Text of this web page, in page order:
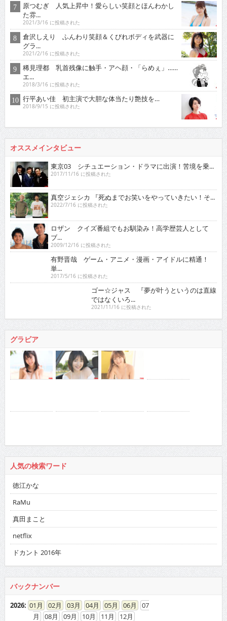
原つむぎ 人気上昇中！愛らしい笑顔とほんわかし
た雰...
2021/3/16 に投稿された
倉沢しえり ふんわり笑顔＆くびれボディを武器に
グラ...
2021/2/16 に投稿された
稀見理都 乳首残像に触手・アヘ顔・「らめぇ」……
エ...
2018/3/16 に投稿された
行平あい佳 初主演で大胆な体当たり艶技を…
2018/9/15 に投稿された
オススメインタビュー
東京03 シチュエーション・ドラマに出演！苦境を乗...
2017/11/16 に投稿された
真空ジェシカ 『死ぬまでお笑いをやっていきたい！そ...
2022/7/16 に投稿された
ロザン クイズ番組でもお馴染み！高学歴芸人として
ブ...
2009/12/16 に投稿された
有野晋哉 ゲーム・アニメ・漫画・アイドルに精通！
単...
2017/5/16 に投稿された
ゴー☆ジャス 『夢が叶うというのは直線ではなくい
2021/11/16 に投稿された
グラビア
人気の検索ワード
徳江かな
RaMu
真田まこと
netflix
ドカント 2016年
バックナンバー
2026: 01 02 03 04 05 06
07
08
09 10 11 12